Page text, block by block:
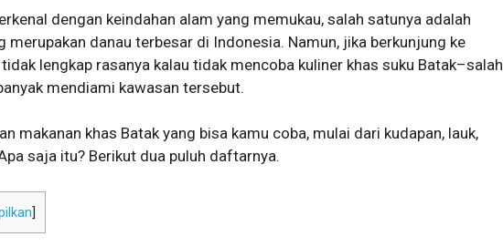
dengan keindahan alam yang memukau, salah satunya adalah
merupakan danau terbesar di Indonesia. Namun, jika berkunjung ke
lengkap rasanya kalau tidak mencoba kuliner khas suku Batak–salah
mendiami kawasan tersebut.
makanan khas Batak yang bisa kamu coba, mulai dari kudapan, lauk,
saja itu? Berikut dua puluh daftarnya.